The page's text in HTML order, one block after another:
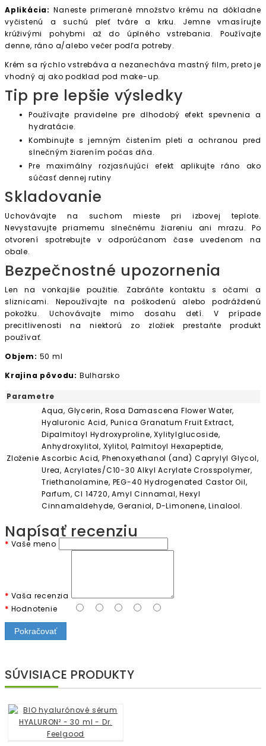
Aplikácia: Naneste primerané množstvo krému na dôkladne
vyčistenú a suchú pleť tváre a krku. Jemne vmasírujte
krúživými pohybmi až do úplného vstrebania. Používajte
denne, ráno a/alebo večer podľa potreby.
Krém sa rýchlo vstrebáva a nezanecháva mastný film, preto je
vhodný aj ako podklad pod make-up.
Tip pre lepšie výsledky
Používajte pravidelne pre dlhodobý efekt spevnenia a
hydratácie.
Kombinujte s jemným čistením pleti a ochranou pred
slnečným žiarením počas dňa.
Pre maximálny rozjasňujúci efekt aplikujte ráno ako
súčasť dennej rutiny
Skladovanie
Uchovávajte na suchom mieste pri izbovej teplote.
Nevystavujte priamemu slnečnému žiareniu ani mrazu. Po
otvorení spotrebujte v odporúčanom čase uvedenom na
obale.
Bezpečnostné upozornenia
Len na vonkajšie použitie. Zabráňte kontaktu s očami a
sliznicami. Nepoužívajte na poškodenú alebo podráždenú
pokožku. Uchovávajte mimo dosahu detí. V prípade
precitlivenosti na niektorú zo zložiek prestaňte produkt
používať.
Objem: 50 ml
Krajina pôvodu: Bulharsko
Parametre
Zloženie
Aqua, Glycerin, Rosa Damascena Flower Water,
Hyaluronic Acid, Punica Granatum Fruit Extract,
Dipalmitoyl Hydroxyproline, Xylitylglucoside,
Anhydroxylitol, Xylitol, Palmitoyl Hexapeptide,
Ascorbic Acid, Phenoxyethanol (and) Caprylyl Glycol,
Urea, Acrylates/C10-30 Alkyl Acrylate Crosspolymer,
Triethanolamine, PEG-40 Hydrogenated Castor Oil,
Parfum, CI 14720, Amyl Cinnamal, Hexyl
Cinnamaldehyde, Geraniol, D-Limonene, Linalool.
Napísať recenziu
Vaše meno
Vaša recenzia
Hodnotenie
Pokračovať
SÚVISIACE PRODUKTY